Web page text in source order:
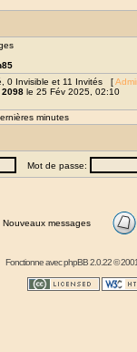
0 Invisible et 11 Invités [
2098 le 25 Fév 2025, 02:10
minutes
Mot de passe:
Nouveaux messages
Fonctionne avecphpBB2.0.22 ©